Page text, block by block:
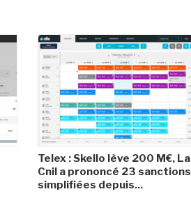
Telex : Skello lève 200 M€, La
Cnil a prononcé 23 sanctions
simplifiées depuis...